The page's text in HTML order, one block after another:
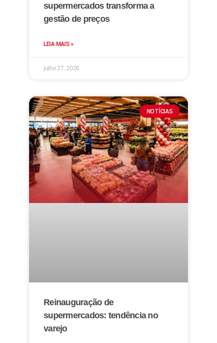
supermercados transforma a
gestão de preços
LEIA MAIS »
julho 27, 2026
NOTÍCIAS
Reinauguração de
supermercados: tendência no
varejo